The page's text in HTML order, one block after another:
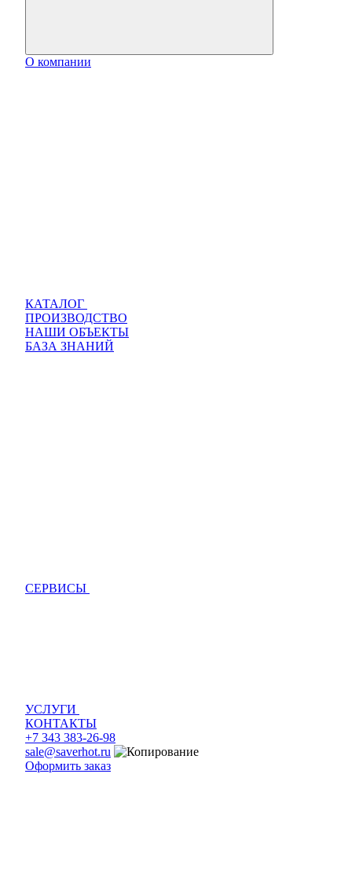
О компании
КАТАЛОГ
ПРОИЗВОДСТВО
НАШИ ОБЪЕКТЫ
БАЗА ЗНАНИЙ
СЕРВИСЫ
УСЛУГИ
КОНТАКТЫ
+7 343 383-26-98
sale@saverhot.ru
Оформить заказ